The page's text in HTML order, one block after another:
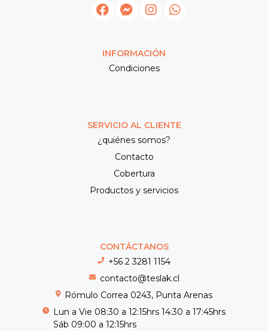
INFORMACIÓN
Condiciones
SERVICIO AL CLIENTE
¿quiénes somos?
Contacto
Cobertura
Productos y servicios
CONTÁCTANOS
+56 2 3281 1154
contacto@teslak.cl
Rómulo Correa 0243, Punta Arenas
Lun a Vie 08:30 a 12:15hrs 14:30 a 17:45hrs
Sáb 09:00 a 12:15hrs